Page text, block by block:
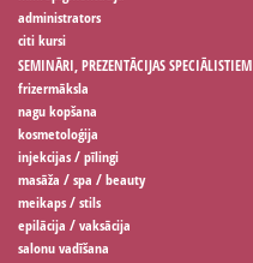
administrators
citi kursi
SEMINĀRI, PREZENTĀCIJAS SPECIĀLISTIEM
frizermāksla
nagu kopšana
kosmetoloģija
injekcijas / pīlingi
masāža / spa / beauty
meikaps / stils
epilācija / vaksācija
salonu vadīšana